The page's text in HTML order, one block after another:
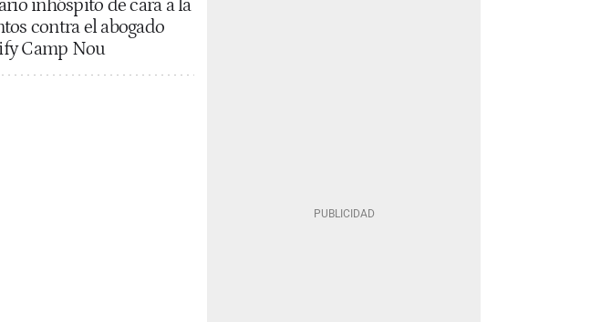
inhóspito de cara a la
contra el abogado
Camp Nou